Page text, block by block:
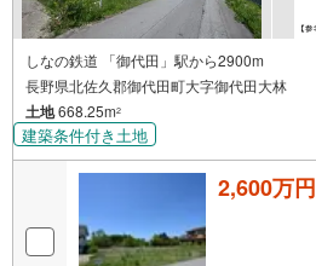
しなの鉄道 「御代田」駅から2900m
長野県北佐久郡御代田町大字御代田大林
土地668.25m2
建築条件付き土地
2,600万円